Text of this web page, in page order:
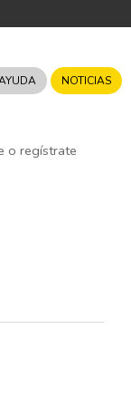
NOTICIAS
o regístrate